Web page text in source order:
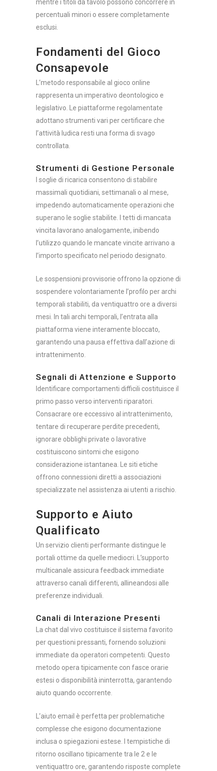
mentre i titoli da tavolo possono concorrere in
percentuali minori o essere completamente
esclusi.
Fondamenti del Gioco
Consapevole
L’metodo responsabile al gioco online
rappresenta un imperativo deontologico e
legislativo. Le piattaforme regolamentate
adottano strumenti vari per certificare che
l’attività ludica resti una forma di svago
controllata.
Strumenti di Gestione Personale
I soglie di ricarica consentono di stabilire
massimali quotidiani, settimanali o al mese,
impedendo automaticamente operazioni che
superano le soglie stabilite. I tetti di mancata
vincita lavorano analogamente, inibendo
l’utilizzo quando le mancate vincite arrivano a
l’importo specificato nel periodo designato.
Le sospensioni provvisorie offrono la opzione di
sospendere volontariamente l’profilo per archi
temporali stabiliti, da ventiquattro ore a diversi
mesi. In tali archi temporali, l’entrata alla
piattaforma viene interamente bloccato,
garantendo una pausa effettiva dall’azione di
intrattenimento.
Segnali di Attenzione e Supporto
Identificare comportamenti difficili costituisce il
primo passo verso interventi riparatori.
Consacrare ore eccessivo al intrattenimento,
tentare di recuperare perdite precedenti,
ignorare obblighi private o lavorative
costituiscono sintomi che esigono
considerazione istantanea. Le siti etiche
offrono connessioni diretti a associazioni
specializzate nel assistenza ai utenti a rischio.
Supporto e Aiuto
Qualificato
Un servizio clienti performante distingue le
portali ottime da quelle mediocri. L’supporto
multicanale assicura feedback immediate
attraverso canali differenti, allineandosi alle
preferenze individuali.
Canali di Interazione Presenti
La chat dal vivo costituisce il sistema favorito
per questioni pressanti, fornendo soluzioni
immediate da operatori competenti. Questo
metodo opera tipicamente con fasce orarie
estesi o disponibilità ininterrotta, garantendo
aiuto quando occorrente.
L’aiuto email è perfetta per problematiche
complesse che esigono documentazione
inclusa o spiegazioni estese. I tempistiche di
ritorno oscillano tipicamente tra le 2 e le
ventiquattro ore, garantendo risposte complete